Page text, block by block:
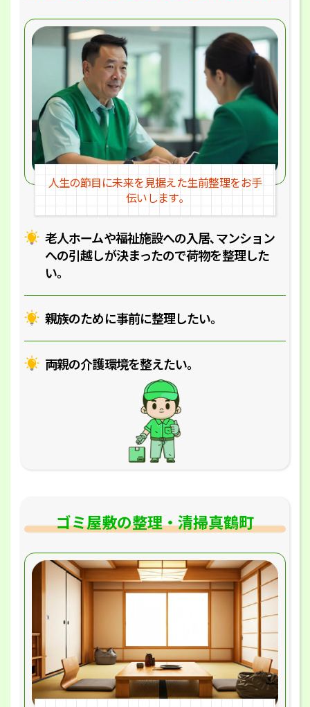
老人ホームや福祉施設への入居､マンション
への引越しが決まったので荷物を整理した
い｡
親族のために事前に整理したい｡
両親の介護環境を整えたい｡
人生の節目に未来を見据えた生前整理をお手
伝いします｡
ゴミ屋敷の整理・清掃真鶴町